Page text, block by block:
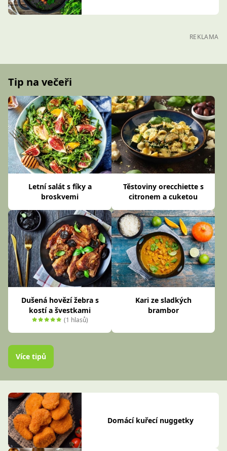
REKLAMA
Tip na večeři
Letní salát s fíky a
broskvemi
Těstoviny orecchiette s
citronem a cuketou
Dušená hovězí žebra s
kostí a švestkami
(1 hlasů)
Kari ze sladkých
brambor
Více tipů
Domácí kuřecí nuggetky